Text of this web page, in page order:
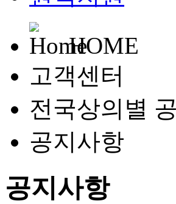
HOME
고객센터
전국상의별
공지사항
공지사항